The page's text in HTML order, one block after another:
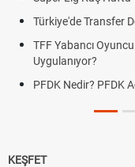
Türkiye'de Transfer
TFF Yabancı
Uygulanıyor?
PFDK Nedir? PFDK
KEŞFET